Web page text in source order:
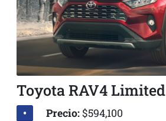
Toyota RAV4 Limited
Precio:$594,100